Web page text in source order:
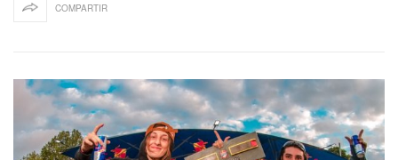
COMPARTIR